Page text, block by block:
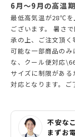
6月～9月の高温
最低高気温が28℃を
ございます。 暑さ
承の上、ご注文頂
可能な一部商品の
な、クール便対応
サイズに制限があ
対応となります。ご
不安な
まずお